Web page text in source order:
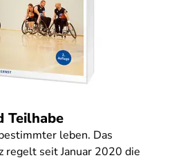
Teilhabe
leben. Das
regelt seit Januar 2020 die